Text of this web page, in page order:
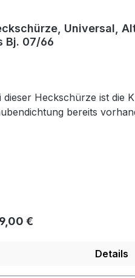
Universal,
Bj. 07/66
dieser Heckschürze ist die
bereits
Preis:
€
Details